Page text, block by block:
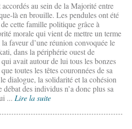
au sein de la Majorité entre
là en brouille. Les pendules ont été
cette famille politique grâce à
morale qui vient de mettre un terme
faveur d’une réunion convoquée le
dans la périphérie ouest de
avait autour de lui tous les bonzes
toutes les têtes couronnées de sa
dialogue, la solidarité et la cohésion
des individus n’a donc plus sa
... Lire la suite